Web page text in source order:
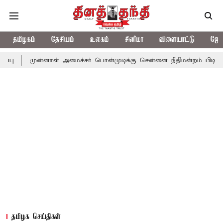
தமிழகம் தேசியம் உலகம் சினிமா விளையாட்டு
அமைச்சர் பொன்முடிக்கு சென்னை நீதிமன்றம் பிடிவாராண்ட்
தமிழக செய்திகள்